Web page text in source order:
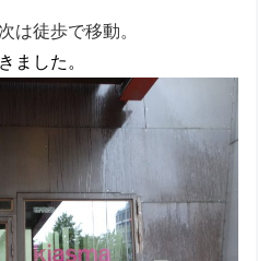
は徒歩で移動。
ました。